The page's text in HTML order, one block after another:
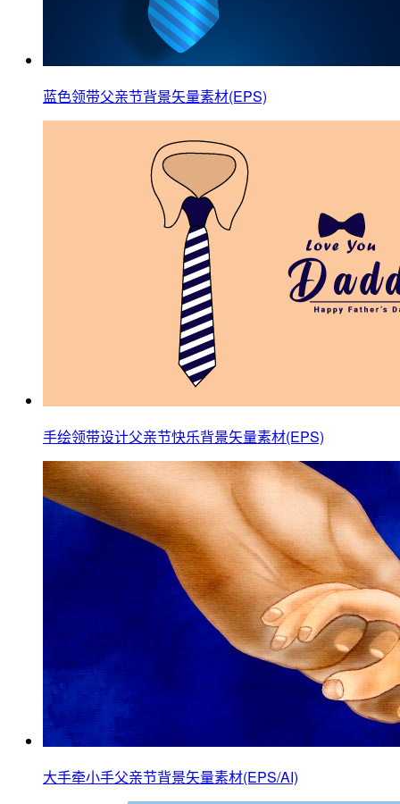
蓝色领带父亲节背景矢量素材(EPS)
手绘领带设计父亲节快乐背景矢量素材(EPS)
大手牵小手父亲节背景矢量素材(EPS/AI)